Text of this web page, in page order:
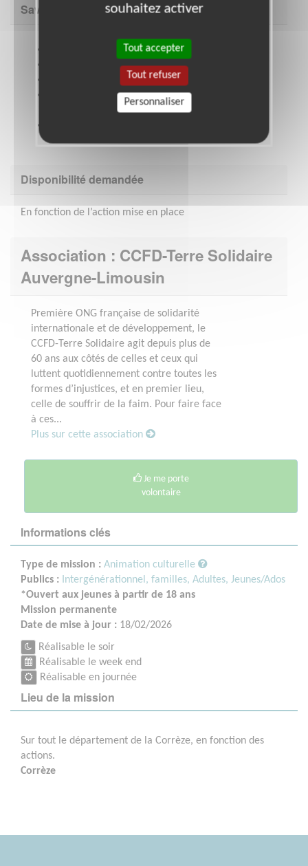
Savoir être & compétences
Goût pour le relationnel et la coordination
Goût pour la transmission et l’échange
S'intéresser à la solidarité internationale
Connaître les valeurs (et orientations) du CCFD-
Terre Solidaire et y adhérer
former
Disponibilité demandée
En fonction de l’action mise en place
Association : CCFD-Terre Solidaire
Auvergne-Limousin
Première ONG française de solidarité
internationale et de développement, le
CCFD-Terre Solidaire agit depuis plus de
60 ans aux côtés de celles et ceux qui
luttent quotidiennement contre toutes les
formes d’injustices, et en premier lieu,
celle de souffrir de la faim. Pour faire face
à ces...
Plus sur cette association
Je me porte
volontaire
Informations clés
Type de mission : Animation culturelle
Publics : Intergénérationnel, familles, Adultes, Jeunes/Ados
*Ouvert aux jeunes à partir de 18 ans
Mission permanente
Date de mise à jour : 18/02/2026
Réalisable le soir
Réalisable le week end
Réalisable en journée
Lieu de la mission
Sur tout le département de la Corrèze, en fonction des
actions.
Corrèze
souhaitez activer
Tout accepter
Tout refuser
Personnaliser